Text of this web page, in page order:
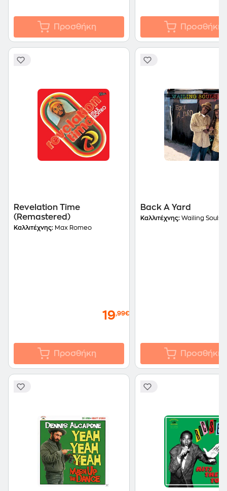
Προσθήκη Προσθήκη
Revelation Time
(Remastered)
Καλλιτέχνης: Max Romeo
19,99€
Προσθήκη
Back A Yard
Καλλιτέχνης: Wailing Souls
Προσθήκη